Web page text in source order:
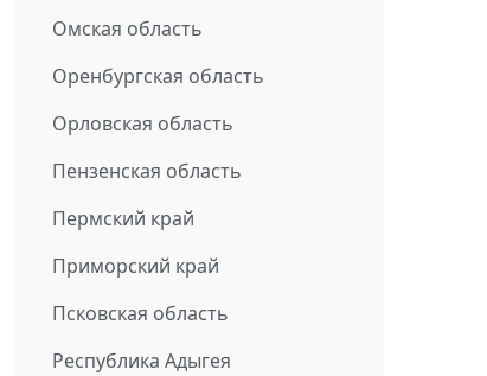
Омская область
Оренбургская область
Орловская область
Пензенская область
Пермский край
Приморский край
Псковская область
Республика Адыгея